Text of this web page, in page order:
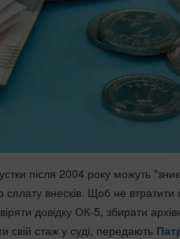
після 2004 року можуть
внесків. Щоб не втратити
довідку ОК-5, збирати
свій стаж у суді, передають